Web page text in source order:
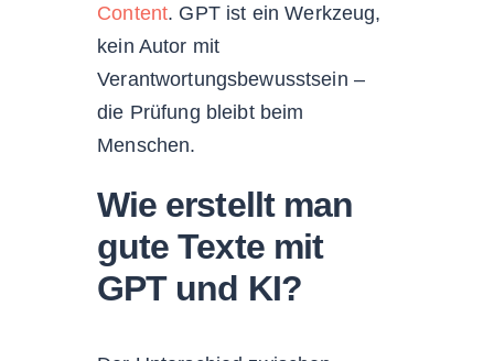
Content. GPT ist ein Werkzeug,
kein Autor mit
Verantwortungsbewusstsein –
die Prüfung bleibt beim
Menschen.
Wie erstellt man
gute Texte mit
GPT und KI?